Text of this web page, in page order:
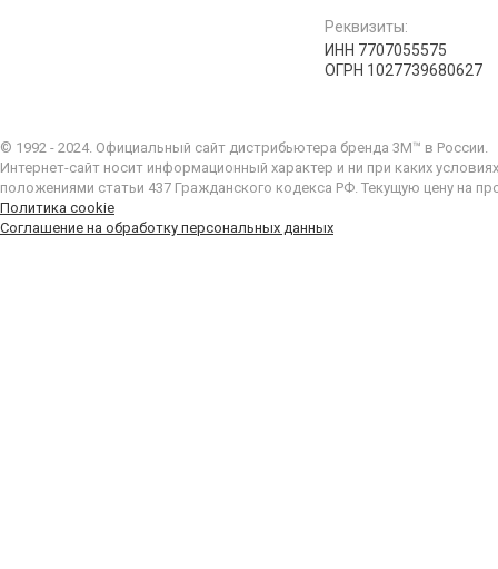
Реквизиты:
ИНН 7707055575
ОГРН 1027739680627
© 1992 - 2024. Официальный сайт дистрибьютера бренда 3M™ в России.
Интернет-сайт носит информационный характер и ни при каких
положениями статьи 437 Гражданского кодекса РФ. Текущую цену на
Политика cookie
Соглашение на обработку персональных данных